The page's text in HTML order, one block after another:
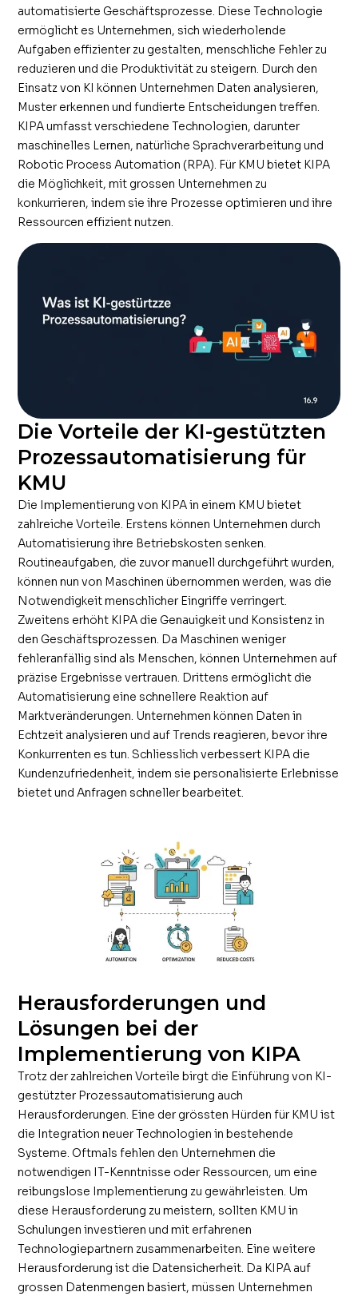
automatisierte Geschäftsprozesse. Diese Technologie
ermöglicht es Unternehmen, sich wiederholende
Aufgaben effizienter zu gestalten, menschliche Fehler zu
reduzieren und die Produktivität zu steigern. Durch den
Einsatz von KI können Unternehmen Daten analysieren,
Muster erkennen und fundierte Entscheidungen treffen.
KIPA umfasst verschiedene Technologien, darunter
maschinelles Lernen, natürliche Sprachverarbeitung und
Robotic Process Automation (RPA). Für KMU bietet KIPA
die Möglichkeit, mit grossen Unternehmen zu
konkurrieren, indem sie ihre Prozesse optimieren und ihre
Ressourcen effizient nutzen.
Die Vorteile der KI-gestützten
Prozessautomatisierung für
KMU
Die Implementierung von KIPA in einem KMU bietet
zahlreiche Vorteile. Erstens können Unternehmen durch
Automatisierung ihre Betriebskosten senken.
Routineaufgaben, die zuvor manuell durchgeführt wurden,
können nun von Maschinen übernommen werden, was die
Notwendigkeit menschlicher Eingriffe verringert.
Zweitens erhöht KIPA die Genauigkeit und Konsistenz in
den Geschäftsprozessen. Da Maschinen weniger
fehleranfällig sind als Menschen, können Unternehmen auf
präzise Ergebnisse vertrauen. Drittens ermöglicht die
Automatisierung eine schnellere Reaktion auf
Marktveränderungen. Unternehmen können Daten in
Echtzeit analysieren und auf Trends reagieren, bevor ihre
Konkurrenten es tun. Schliesslich verbessert KIPA die
Kundenzufriedenheit, indem sie personalisierte Erlebnisse
bietet und Anfragen schneller bearbeitet.
Herausforderungen und
Lösungen bei der
Implementierung von KIPA
Trotz der zahlreichen Vorteile birgt die Einführung von KI-
gestützter Prozessautomatisierung auch
Herausforderungen. Eine der grössten Hürden für KMU ist
die Integration neuer Technologien in bestehende
Systeme. Oftmals fehlen den Unternehmen die
notwendigen IT-Kenntnisse oder Ressourcen, um eine
reibungslose Implementierung zu gewährleisten. Um
diese Herausforderung zu meistern, sollten KMU in
Schulungen investieren und mit erfahrenen
Technologiepartnern zusammenarbeiten. Eine weitere
Herausforderung ist die Datensicherheit. Da KIPA auf
grossen Datenmengen basiert, müssen Unternehmen